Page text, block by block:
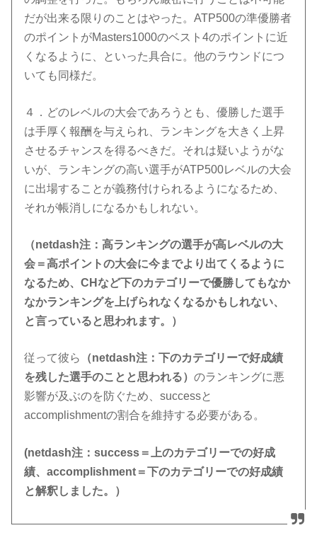
だが出来る限りのことはやった。ATP500の準優勝者
のポイントがMasters1000のベスト4のポイントに近
くなるように、といった具合に。他のラウンドにつ
いても同様だ。
４．どのレベルの大会であろうとも、優勝した選手
は手厚く報酬を与えられ、ランキングを大きく上昇
させるチャンスを得るべきだ。それは疑いようがな
いが、ランキングの高い選手がATP500レベルの大会
に出場することが義務付けられるようになるため、
それが帳消しになるかもしれない。
（netdash注：高ランキングの選手が高レベルの大
会＝高ポイントの大会に今までより出てくるように
なるため、CHなど下のカテゴリーで優勝してもなか
なかランキングを上げられなくなるかもしれない、
と言っていると思われます。）
従って彼ら
（netdash注：下のカテゴリーで好成績
を残した選手のことと思われる）のランキングに悪
影響が及ぶのを防ぐため、successと
accomplishmentの割合を維持する必要がある。
(netdash注：success＝上のカテゴリーでの好成
績、accomplishment＝下のカテゴリーでの好成績
と解釈しました。）